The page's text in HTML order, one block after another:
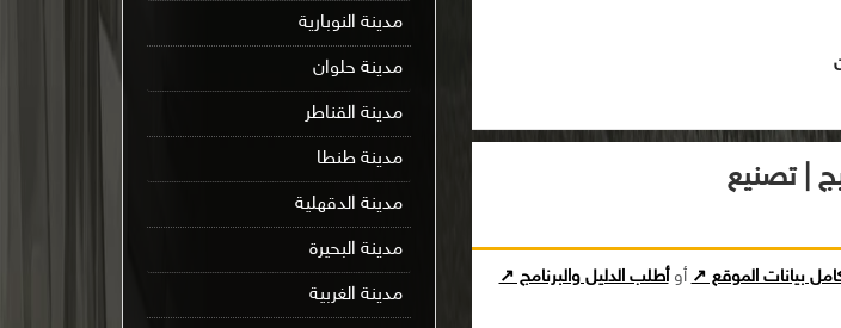
| تصنيع
بيانات الموقع ↗ أوأطلب الدليل والبرنامج ↗
مدينة النوبارية
مدينة حلوان
مدينة القناطر
مدينة طنطا
مدينة الدقهلية
مدينة البحيرة
مدينة الغربية